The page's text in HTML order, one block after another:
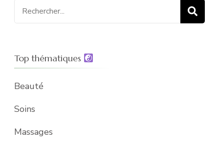
Recherche
pour
Top thématiques
Beauté
Soins
Massages